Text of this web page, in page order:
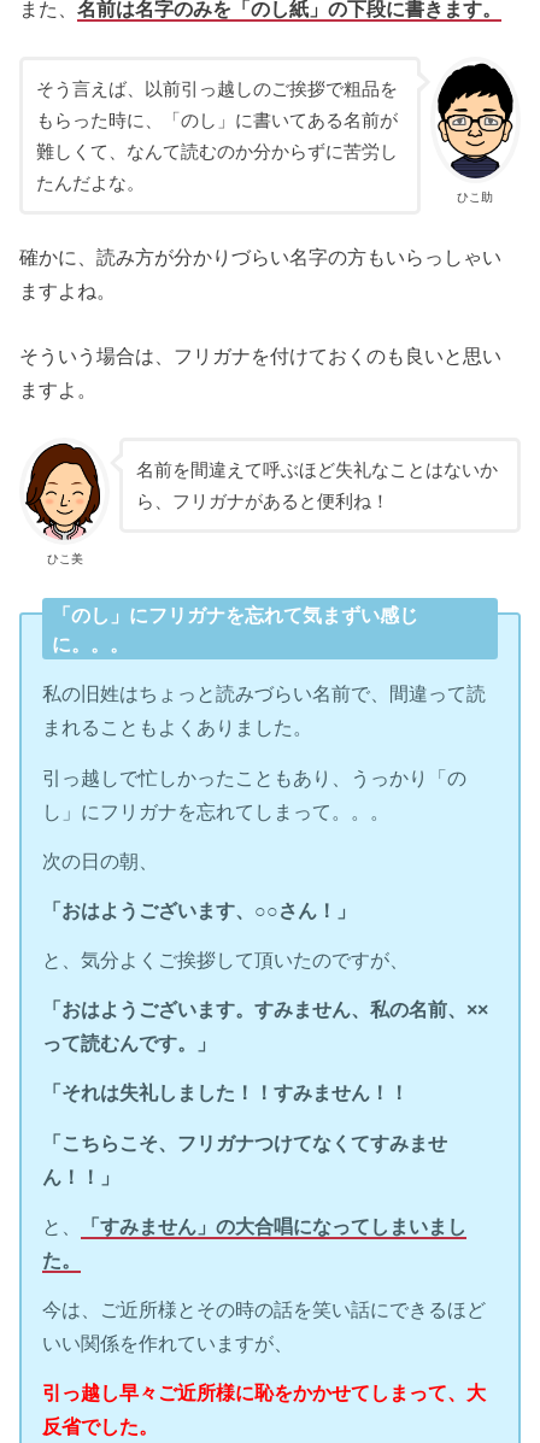
また、名前は名字のみを「のし紙」の下段に書きます。
ひこ助
そう言えば、以前引っ越しのご挨拶で粗品を
もらった時に、「のし」に書いてある名前が
難しくて、なんて読むのか分からずに苦労し
たんだよな。
確かに、読み方が分かりづらい名字の方もいらっしゃい
ますよね。
そういう場合は、フリガナを付けておくのも良いと思い
ますよ。
ひこ美
名前を間違えて呼ぶほど失礼なことはないか
ら、フリガナがあると便利ね！
「のし」にフリガナを忘れて気まずい感じ
に。。。
私の旧姓はちょっと読みづらい名前で、間違って読
まれることもよくありました。
引っ越しで忙しかったこともあり、うっかり「の
し」にフリガナを忘れてしまって。。。
次の日の朝、
「おはようございます、○○さん！」
と、気分よくご挨拶して頂いたのですが、
「おはようございます。すみません、私の名前、××
って読むんです。」
「それは失礼しました！！すみません！！
「こちらこそ、フリガナつけてなくてすみませ
ん！！」
と、
「すみません」の大合唱になってしまいまし
た。
今は、ご近所様とその時の話を笑い話にできるほど
いい関係を作れていますが、
引っ越し早々ご近所様に恥をかかせてしまって、大
反省でした。